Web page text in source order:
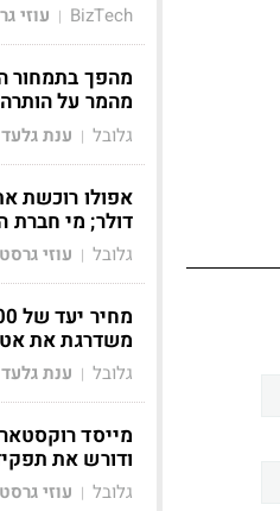
BizTech
| עוזי
מהפך בתמחור
מהמר על
גלובל | ענת גלעד
דולר; מי חברת
גלובל | עוזי
משדרגת את אטסי
גלובל | ענת גלעד
ודורש את
גלובל | עוזי